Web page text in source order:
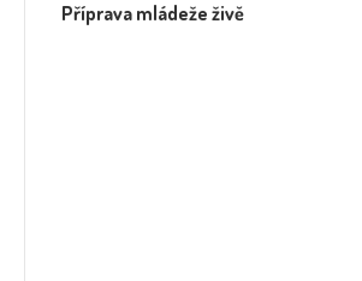
Příprava mládeže živě